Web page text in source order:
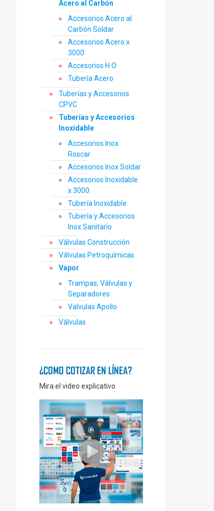
Acero al Carbón
Accesorios Acero al
Carbón Soldar
Accesorios Acero x
3000
Accesorios H.O
Tubería Acero
Tuberías y Accesorios
CPVC
Tuberías y Accesorios
Inoxidable
Accesorios Inox
Roscar
Accesorios Inox Soldar
Accesorios Inoxidable
x 3000
Tubería Inoxidable
Tubería y Accesorios
Inox Sanitario
Válvulas Construcción
Válvulas Petroquímicas
Vapor
Trampas, Válvulas y
Separadores
Valvulas Apollo
Válvulas
¿COMO COTIZAR EN LÍNEA?
Mira el video explicativo